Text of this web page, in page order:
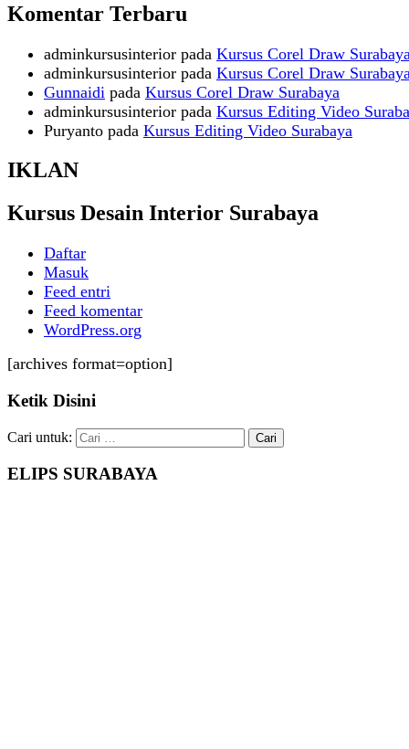
Komentar Terbaru
adminkursusinterior pada Kursus Corel Draw
adminkursusinterior pada Kursus Corel Draw
Gunnaidi pada Kursus Corel Draw Surabaya
adminkursusinterior pada Kursus Editing Video
Puryanto pada Kursus Editing Video Surabaya
IKLAN
Kursus Desain Interior Surabaya
Daftar
Masuk
Feed entri
Feed komentar
WordPress.org
[archives format=option]
Ketik Disini
Cari untuk:
ELIPS SURABAYA